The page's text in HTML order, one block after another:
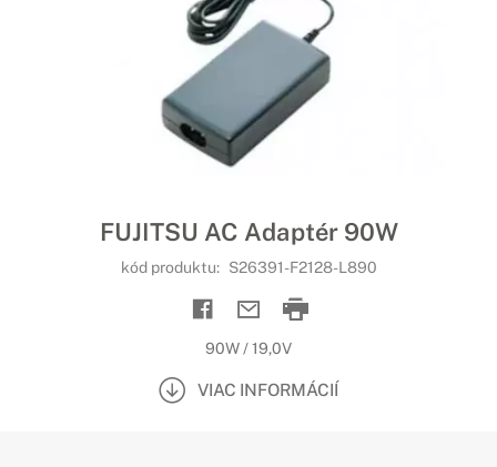
FUJITSU AC Adaptér 90W
kód produktu: S26391-F2128-L890
90W / 19,0V
VIAC INFORMÁCIÍ